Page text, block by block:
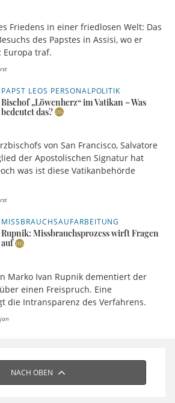
Friedens in einer friedlosen Welt: Das
des Papstes in Assisi, wo er
Europa traf.
PAPST LEOS PERSONALPOLITIK
Bischof „Löwenherz“ im Vatikan – Was
bedeutet das?
von San Francisco, Salvatore
der Apostolischen Signatur hat
was ist diese Vatikanbehörde
MISSBRAUCHSAUFARBEITUNG
Rupnik: Missbrauchsprozess wirft Fragen
auf
Marko Ivan Rupnik dementiert der
einen Freispruch. Eine
die Intransparenz des Verfahrens.
NACH OBEN